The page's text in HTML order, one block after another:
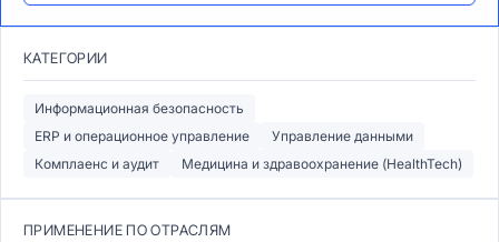
КАТЕГОРИИ
Информационная безопасность
ERP и операционное управление
Управление данными
Комплаенс и аудит
Медицина и здравоохранение (HealthTech)
ПРИМЕНЕНИЕ ПО ОТРАСЛЯМ